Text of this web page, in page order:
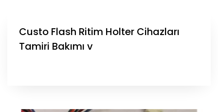
Custo Flash Ritim Holter Cihazları
Tamiri Bakımı v